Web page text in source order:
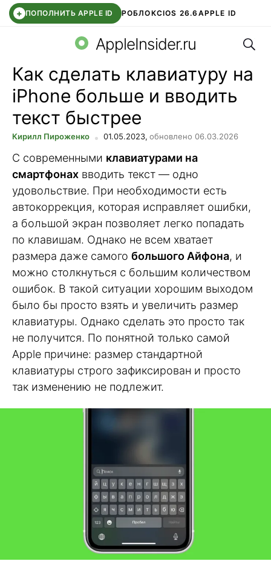
+ ПОПОЛНИТЬ APPLE ID РОБЛОКСIOS 26.6 APPLE ID
WHATSAPP DDE STOREAPP STOREOZON БАНК
AppleInsider.ru
Как сделать клавиатуру на
iPhone больше и вводить
текст быстрее
Кирилл Пироженко 01.05.2023, обновлено 06.03.2026
С современными клавиатурами на
смартфонах вводить текст — одно
удовольствие. При необходимости есть
автокоррекция, которая исправляет ошибки,
а большой экран позволяет легко попадать
по клавишам. Однако не всем хватает
размера даже самого большого Айфона, и
можно столкнуться с большим количеством
ошибок. В такой ситуации хорошим выходом
было бы просто взять и увеличить размер
клавиатуры. Однако сделать это просто так
не получится. По понятной только самой
Apple причине: размер стандартной
клавиатуры строго зафиксирован и просто
так изменению не подлежит.